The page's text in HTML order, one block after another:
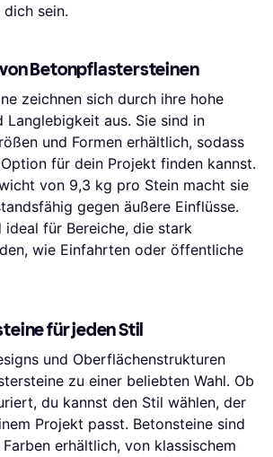
sein.
Betonpflastersteinen
zeichnen sich durch ihre hohe
Langlebigkeit aus. Sie sind in
und Formen erhältlich, sodass
für dein Projekt finden kannst.
von 9,3 kg pro Stein macht sie
gegen äußere Einflüsse.
ideal für Bereiche, die stark
wie Einfahrten oder öffentliche
für jeden Stil
und Oberflächenstrukturen
zu einer beliebten Wahl. Ob
du kannst den Stil wählen, der
Projekt passt. Betonsteine sind
erhältlich, von klassischem